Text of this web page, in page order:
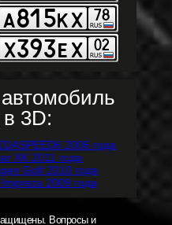
3D:
Вопросы и